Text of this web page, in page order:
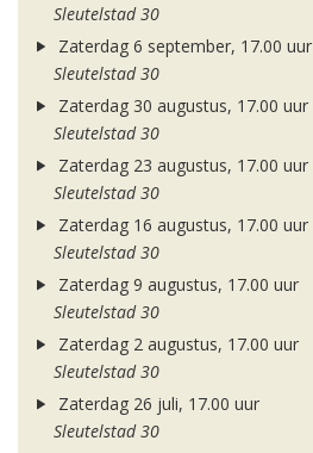
Sleutelstad 30
Zaterdag 6 september, 17.00 uur
Sleutelstad 30
Zaterdag 30 augustus, 17.00 uur
Sleutelstad 30
Zaterdag 23 augustus, 17.00 uur
Sleutelstad 30
Zaterdag 16 augustus, 17.00 uur
Sleutelstad 30
Zaterdag 9 augustus, 17.00 uur
Sleutelstad 30
Zaterdag 2 augustus, 17.00 uur
Sleutelstad 30
Zaterdag 26 juli, 17.00 uur
Sleutelstad 30